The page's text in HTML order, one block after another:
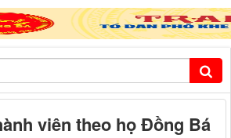
viên theo họ Đồng Bá